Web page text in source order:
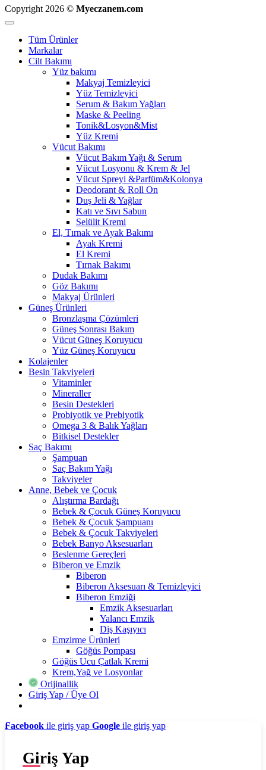
Copyright 2026 © Myeczanem.com
Tüm Ürünler
Markalar
Cilt Bakımı
Yüz bakımı
Makyaj Temizleyici
Yüz Temizleyici
Serum & Bakım Yağları
Maske & Peeling
Tonik&Losyon&Mist
Yüz Kremi
Vücut Bakımı
Vücut Bakım Yağı & Serum
Vücut Losyonu & Krem & Jel
Vücut Spreyi &Parfüm&Kolonya
Deodorant & Roll On
Duş Jeli & Yağlar
Katı ve Sıvı Sabun
Selülit Kremi
El, Tırnak ve Ayak Bakımı
Ayak Kremi
El Kremi
Tırnak Bakımı
Dudak Bakımı
Göz Bakımı
Makyaj Ürünleri
Güneş Ürünleri
Bronzlaşma Çözümleri
Güneş Sonrası Bakım
Vücut Güneş Koruyucu
Yüz Güneş Koruyucu
Kolajenler
Besin Takviyeleri
Vitaminler
Mineraller
Besin Destekleri
Probiyotik ve Prebiyotik
Omega 3 & Balık Yağları
Bitkisel Destekler
Saç Bakımı
Şampuan
Saç Bakım Yağı
Takviyeler
Anne, Bebek ve Çocuk
Alıştırma Bardağı
Bebek & Çocuk Güneş Koruyucu
Bebek & Çocuk Şampuanı
Bebek & Çocuk Takviyeleri
Bebek Banyo Aksesuarları
Beslenme Gereçleri
Biberon ve Emzik
Biberon
Biberon Aksesuarı & Temizleyici
Biberon Emziği
Emzik Aksesuarları
Yalancı Emzik
Diş Kaşıyıcı
Emzirme Ürünleri
Göğüs Pompası
Göğüs Ucu Çatlak Kremi
Krem,Yağ ve Losyonlar
Orijinallik
Giriş Yap / Üye Ol
Facebook ile giriş yap Google ile giriş yap
Giriş Yap